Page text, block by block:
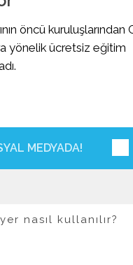
öncü kuruluşlarından
yönelik ücretsiz eğitim
MEDYADA!
nasıl kullanılır?